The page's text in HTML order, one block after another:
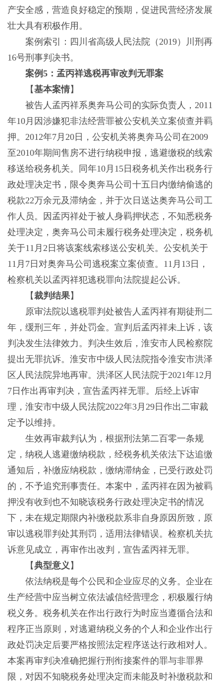
产安全感，营造良好稳定的预期，促进民营经济发展
壮大具有积极作用。
案例索引：四川省高级人民法院（2019）川刑再
16号刑事判决书。
案例5：孟丙祥逃税再审改判无罪案
【基本案情】
被告人孟丙祥系奥奔马公司的实际负责人，2011
年10月因涉嫌犯非法经营罪被公安机关立案侦查并羁
押。2012年7月20日，公安机关将奥奔马公司在2009
至2010年期间售房不进行纳税申报，逃避缴税的线索
移送给税务机关。同年10月15日税务机关作出税务行
政处理决定书，限令奥奔马公司十五日内缴纳偷逃的
税款22万余元及滞纳金，并于次日送达奥奔马公司工
作人员。因孟丙祥处于被人身羁押状态，不知悉税务
处理决定，奥奔马公司未履行税务处理决定，税务机
关于11月2日将该案线索移送公安机关。公安机关于
11月7日对奥奔马公司逃税案立案侦查。11月13日，
检察机关以孟丙祥犯逃税罪向法院提起公诉。
【裁判结果】
原审法院以逃税罪判处被告人孟丙祥有期徒刑二
年，缓刑三年，并处罚金。宣判后孟丙祥未上诉，该
判决发生法律效力。判决生效后，淮安市人民检察院
提出无罪抗诉。淮安市中级人民法院指令淮安市洪泽
区人民法院异地再审。洪泽区人民法院于2021年12月
7日作出再审判决，宣告孟丙祥无罪。后经上诉审
理，淮安市中级人民法院2022年3月29日作出二审裁
定予以维持。
生效再审裁判认为，根据刑法第二百零一条规
定，纳税人逃避缴纳税款，经税务机关依法下达追缴
通知后，补缴应纳税款，缴纳滞纳金，已受行政处罚
的，不予追究刑事责任。本案中，孟丙祥在因为被羁
押没有收到也不知晓该税务行政处理决定书的情况
下，未在规定期限内补缴税款系非自身原因所致，原
审以逃税罪判处其刑罚，适用法律错误。检察机关抗
诉意见成立，再审作出改判，宣告孟丙祥无罪。
【典型意义 】
依法纳税是每个公民和企业应尽的义务。企业在
生产经营中应当树立依法诚信经营理念，积极履行纳
税义务。税务机关在作出行政行为时应当遵循合法和
程序正当原则，对逃避纳税义务的个人和企业作出行
政处罚决定后要严格按照法定程序送达行政相对人。
本案再审判决准确把握行刑衔接案件的罪与非罪界
限，对因不知晓税务处理决定而未能及时补缴税款和